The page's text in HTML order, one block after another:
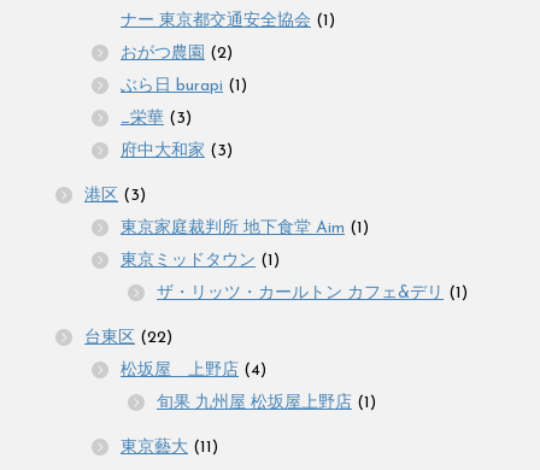
ナー 東京都交通安全協会 (1)
おがつ農園 (2)
ぶら日 burapi (1)
_栄華 (3)
府中大和家 (3)
港区 (3)
東京家庭裁判所 地下食堂 Aim (1)
東京ミッドタウン (1)
ザ・リッツ・カールトン カフェ&デリ (1)
台東区 (22)
松坂屋 上野店 (4)
旬果 九州屋 松坂屋上野店 (1)
東京藝大 (11)